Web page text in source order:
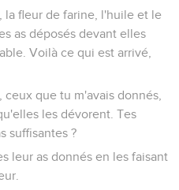
la fleur de farine, l'huile et le
as déposés devant elles
Voilà ce qui est arrivé,
que tu m'avais donnés,
les dévorent. Tes
suffisantes ?
leur as donnés en les faisant